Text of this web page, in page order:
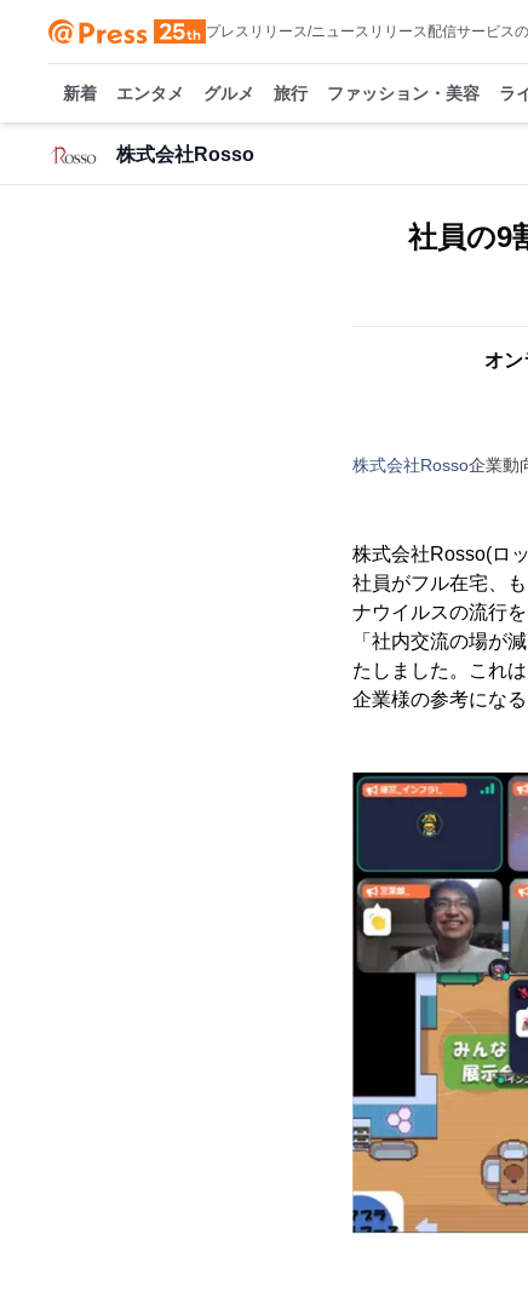
プレスリリース/ニュースリリース配信サービス
新着 エンタメ グルメ 旅行 ファッション・美容 ラ
株式会社Rosso
社員の9
オン
株式会社Rosso企業動
株式会社Rosso(ロ
社員がフル在宅、
ナウイルスの流行
「社内交流の場が
たしました。これ
企業様の参考にな